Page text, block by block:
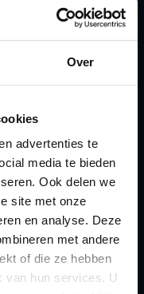
Over
advertenties te
media te bieden
Ook delen we
site met onze
en analyse. Deze
met andere
of die ze hebben
van hun services. U
lening
BV door
vanuit
naar
BV
BV
BV bij